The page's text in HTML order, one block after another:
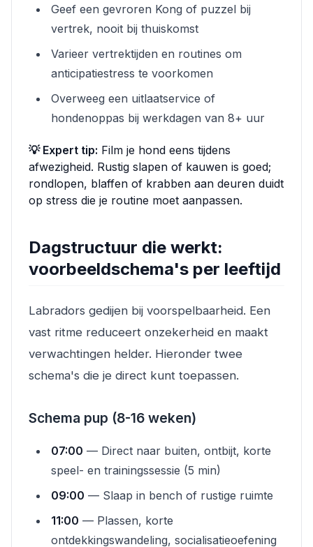
Geef een gevroren Kong of puzzel bij
vertrek, nooit bij thuiskomst
Varieer vertrektijden en routines om
anticipatiestress te voorkomen
Overweeg een uitlaatservice of
hondenoppas bij werkdagen van 8+ uur
💡 Expert tip: Film je hond eens tijdens
afwezigheid. Rustig slapen of kauwen is goed;
rondlopen, blaffen of krabben aan deuren duidt
op stress die je routine moet aanpassen.
Dagstructuur die werkt:
voorbeeldschema's per leeftijd
Labradors gedijen bij voorspelbaarheid. Een
vast ritme reduceert onzekerheid en maakt
verwachtingen helder. Hieronder twee
schema's die je direct kunt toepassen.
Schema pup (8-16 weken)
07:00 — Direct naar buiten, ontbijt, korte
speel- en trainingssessie (5 min)
09:00 — Slaap in bench of rustige ruimte
11:00 — Plassen, korte
ontdekkingswandeling, socialisatieoefening